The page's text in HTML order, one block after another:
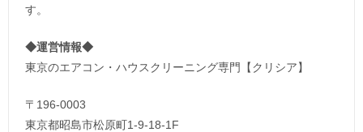
す。
◆運営情報◆
東京のエアコン・ハウスクリーニング専門【クリシア】
〒196-0003
東京都昭島市松原町1-9‐18‐1F